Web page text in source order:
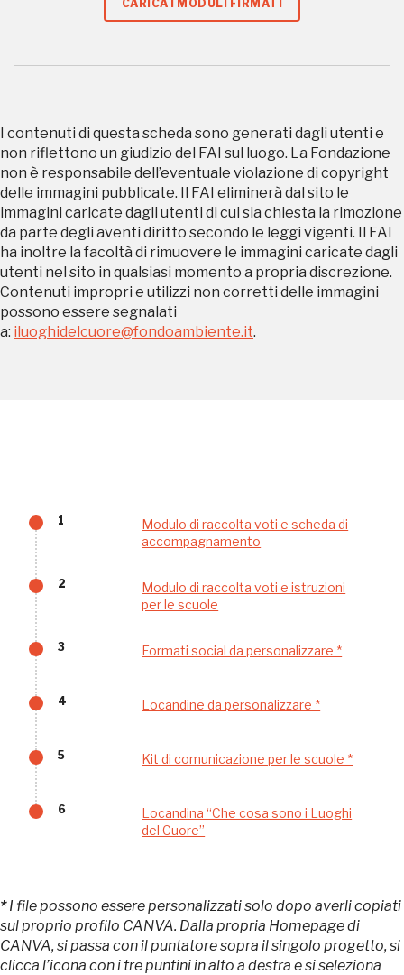
CARICA I MODULI FIRMATI
I contenuti di questa scheda sono generati dagli utenti e
non riflettono un giudizio del FAI sul luogo. La Fondazione
non è responsabile dell’eventuale violazione di copyright
delle immagini pubblicate. Il FAI eliminerà dal sito le
immagini caricate dagli utenti di cui sia chiesta la rimozione
da parte degli aventi diritto secondo le leggi vigenti. Il FAI
ha inoltre la facoltà di rimuovere le immagini caricate dagli
utenti nel sito in qualsiasi momento a propria discrezione.
Contenuti impropri e utilizzi non corretti delle immagini
possono essere segnalati
a: iluoghidelcuore@fondoambiente.it.
1
Modulo di raccolta voti e scheda di
accompagnamento
2
Modulo di raccolta voti e istruzioni
per le scuole
3 Formati social da personalizzare *
4 Locandine da personalizzare *
5 Kit di comunicazione per le scuole *
6
Locandina “Che cosa sono i Luoghi
del Cuore”
*I file possono essere personalizzati solo dopo averli copiati
sul proprio profilo CANVA. Dalla propria Homepage di
CANVA, si passa con il puntatore sopra il singolo progetto, si
clicca l’icona con i tre puntini in alto a destra e si seleziona
organizzati
REGISTRATI
Regalati 365 giorni di arte e cultura nell'Italia
più bella, risparmiando.
Ingresso gratuito
Gratis
Sansevero
Napoli
Palazzo Strozzi
sarebbe possibile
senza di te